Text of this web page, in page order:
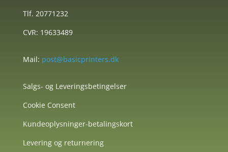
Tlf. 20771232
CVR: 19633489
Mail: post@basicprinters.dk
Salgs- og Leveringsbetingelser
Cookie Consent
Kundeoplysninger-betalingskort
Levering og returnering